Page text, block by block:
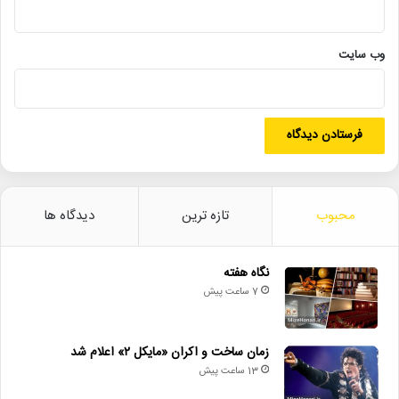
این فیلم سینمایی از محاصره‌ مسلمانان در شعب ابی ‌طالب آغاز می‌
شود و سپس به دوره پیش از تولد پیامبر اسلام باز می ‌گردد. این فیلم
شیرخوارگی و خردسالی پیامبر را پیش چشم مخاطبان به تصویر می
کشد.
علیرضا شجاع نوری، مهدی پاکدل، محسن تنابنده، مینا ساداتی، ساره
بیات، داریوش فرهنگ، رعنا آزادی‌ور و نسرین نصرتی در فیلم سینمایی
**************************************************
شبکه دو سیما
وب‌ سایت
محبوب تازه ترین دیدگاه ها
نگاه هفته
7 ساعت پیش
زمان ساخت و اکران «مایکل ۲» اعلام شد
13 ساعت پیش